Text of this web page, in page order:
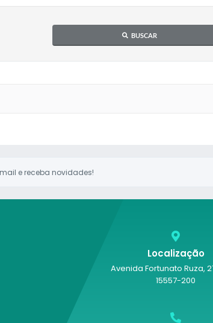
BUSCAR
Localização
Avenida Fortunato Ruza,
15557-200